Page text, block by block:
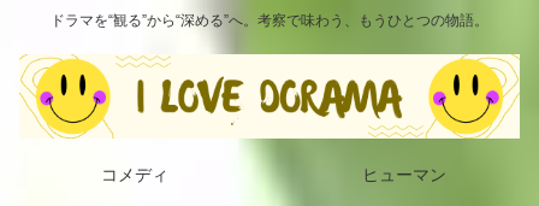
ドラマを“観る”から“深める”へ。考察で味わう、もうひとつの物語。
コメディ ヒューマン